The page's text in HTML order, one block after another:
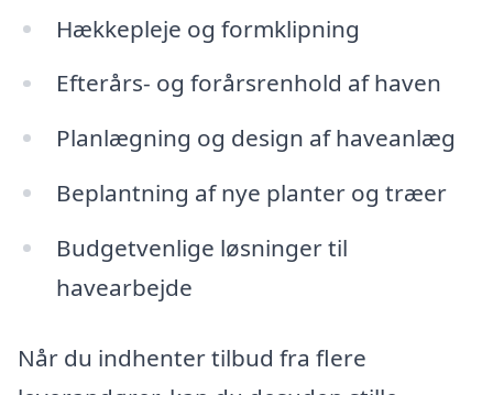
Hækkepleje og formklipning
Efterårs- og forårsrenhold af haven
Planlægning og design af haveanlæg
Beplantning af nye planter og træer
Budgetvenlige løsninger til
havearbejde
Når du indhenter tilbud fra flere